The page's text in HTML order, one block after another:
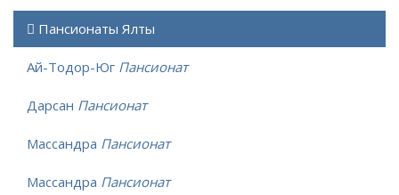
Пансионаты Ялты
Ай-Тодор-Юг Пансионат
Дарсан Пансионат
Массандра Пансионат
Массандра Пансионат